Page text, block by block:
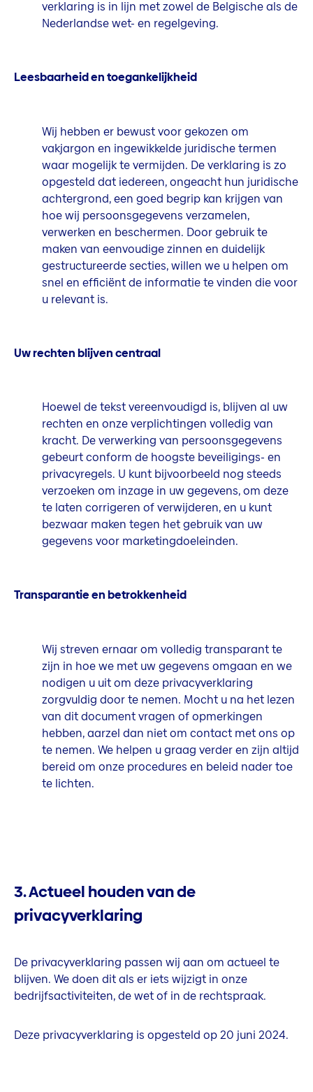
verklaring is in lijn met zowel de Belgische als de
Nederlandse wet- en regelgeving.
Leesbaarheid en toegankelijkheid
Wij hebben er bewust voor gekozen om
vakjargon en ingewikkelde juridische termen
waar mogelijk te vermijden. De verklaring is zo
opgesteld dat iedereen, ongeacht hun juridische
achtergrond, een goed begrip kan krijgen van
hoe wij persoonsgegevens verzamelen,
verwerken en beschermen. Door gebruik te
maken van eenvoudige zinnen en duidelijk
gestructureerde secties, willen we u helpen om
snel en efficiënt de informatie te vinden die voor
u relevant is.
Uw rechten blijven centraal
Hoewel de tekst vereenvoudigd is, blijven al uw
rechten en onze verplichtingen volledig van
kracht. De verwerking van persoonsgegevens
gebeurt conform de hoogste beveiligings- en
privacyregels. U kunt bijvoorbeeld nog steeds
verzoeken om inzage in uw gegevens, om deze
te laten corrigeren of verwijderen, en u kunt
bezwaar maken tegen het gebruik van uw
gegevens voor marketingdoeleinden.
Transparantie en betrokkenheid
Wij streven ernaar om volledig transparant te
zijn in hoe we met uw gegevens omgaan en we
nodigen u uit om deze privacyverklaring
zorgvuldig door te nemen. Mocht u na het lezen
van dit document vragen of opmerkingen
hebben, aarzel dan niet om contact met ons op
te nemen. We helpen u graag verder en zijn altijd
bereid om onze procedures en beleid nader toe
te lichten.
3. Actueel houden van de
privacyverklaring
De privacyverklaring passen wij aan om actueel te
blijven. We doen dit als er iets wijzigt in onze
bedrijfsactiviteiten, de wet of in de rechtspraak.
Deze privacyverklaring is opgesteld op 20 juni 2024.